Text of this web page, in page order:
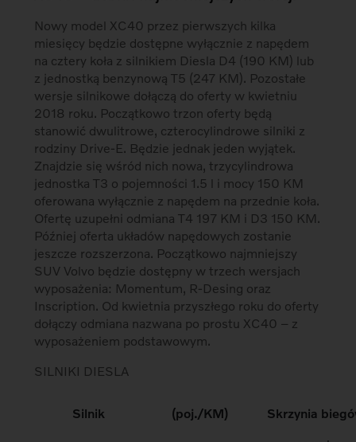
Nowy model XC40 przez pierwszych kilka
miesięcy będzie dostępne wyłącznie z napędem
na cztery koła z silnikiem Diesla D4 (190 KM) lub
z jednostką benzynową T5 (247 KM). Pozostałe
wersje silnikowe dołączą do oferty w kwietniu
2018 roku. Początkowo trzon oferty będą
stanowić dwulitrowe, czterocylindrowe silniki z
rodziny Drive-E. Będzie jednak jeden wyjątek.
Znajdzie się wśród nich nowa, trzycylindrowa
jednostka T3 o pojemności 1.5 l i mocy 150 KM
oferowana wyłącznie z napędem na przednie koła.
Ofertę uzupełni odmiana T4 197 KM i D3 150 KM.
Później oferta układów napędowych zostanie
jeszcze rozszerzona. Początkowo najmniejszy
SUV Volvo będzie dostępny w trzech wersjach
wyposażenia: Momentum, R-Desing oraz
Inscription. Od kwietnia przyszłego roku do oferty
dołączy odmiana nazwana po prostu XC40 – z
wyposażeniem podstawowym.
SILNIKI DIESLA
Silnik (poj./KM) Skrzynia